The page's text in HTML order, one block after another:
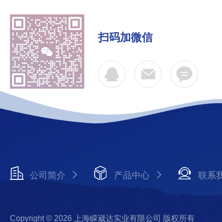
扫码加微信
公司简介 产品中心 联系
Copyright © 2026 上海嵘崴达实业有限公司 版权所有